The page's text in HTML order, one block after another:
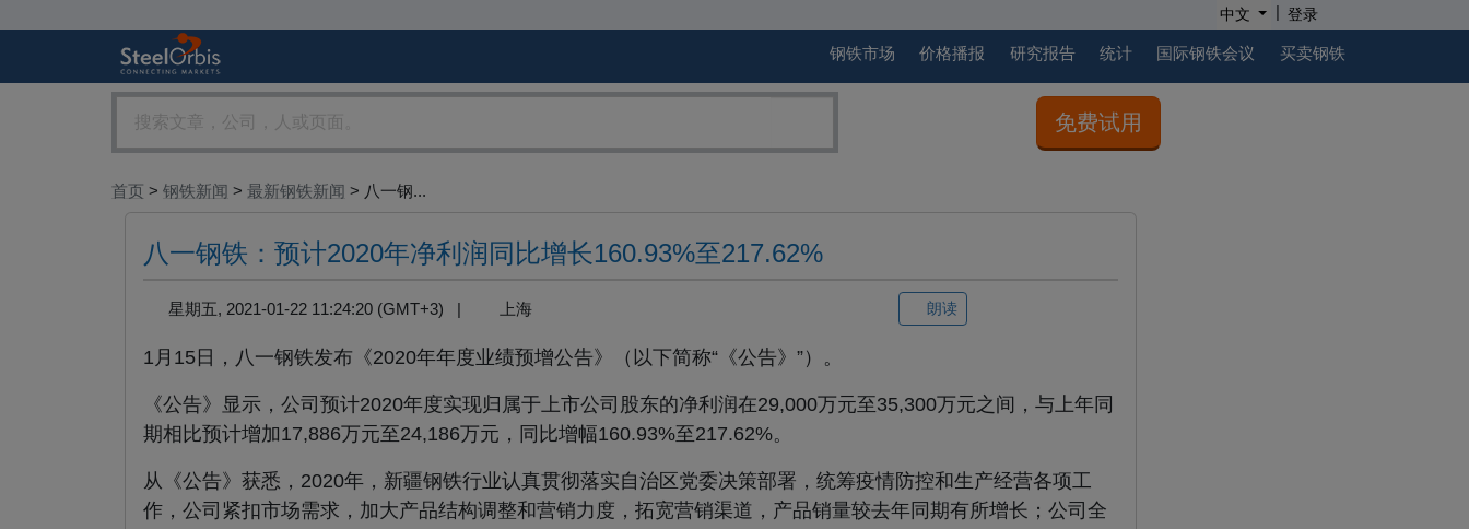
中文 | 登录
钢铁市场 价格播报 研究报告 统计 国际钢铁会议 买卖钢铁
免费试用
首页 > 钢铁新闻 > 最新钢铁新闻 > 八一钢...
八一钢铁：预计2020年净利润同比增长160.93%至217.62%
星期五, 2021-01-22 11:24:20 (GMT+3) | 上海 朗读
1月15日，八一钢铁发布《2020年年度业绩预增公告》（以下简称“《公告》”）。
《公告》显示，公司预计2020年度实现归属于上市公司股东的净利润在29,000万元至35,300万元之间，与上年同
期相比预计增加17,886万元至24,186万元，同比增幅160.93%至217.62%。
从《公告》获悉，2020年，新疆钢铁行业认真贯彻落实自治区党委决策部署，统筹疫情防控和生产经营各项工
作，公司紧扣市场需求，加大产品结构调整和营销力度，拓宽营销渠道，产品销量较去年同期有所增长；公司全